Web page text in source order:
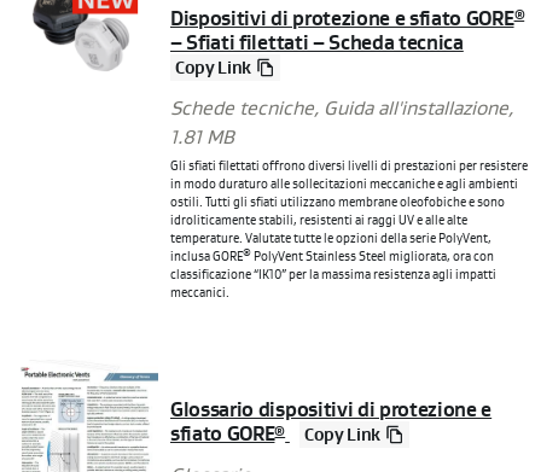
Dispositivi di protezione e sfiato GORE®
– Sfiati filettati – Scheda tecnica
Copy Link
Schede tecniche, Guida all'installazione,
1.81 MB
Gli sfiati filettati offrono diversi livelli di prestazioni per resistere
in modo duraturo alle sollecitazioni meccaniche e agli ambienti
ostili. Tutti gli sfiati utilizzano membrane oleofobiche e sono
idroliticamente stabili, resistenti ai raggi UV e alle alte
temperature. Valutate tutte le opzioni della serie PolyVent,
inclusa GORE® PolyVent Stainless Steel migliorata, ora con
classificazione “IK10” per la massima resistenza agli impatti
meccanici.
Glossario dispositivi di protezione e
sfiato GORE® Copy Link